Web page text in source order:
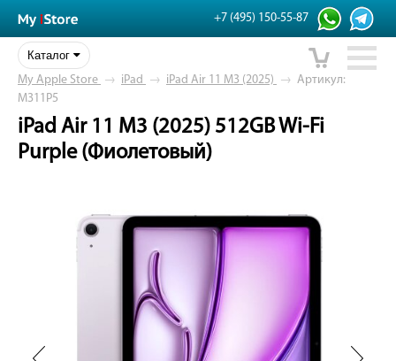
+7 (495) 150-55-87
Каталог
My Apple Store → iPad → iPad Air 11 M3 (2025) → Артикул:
M311P5
iPad Air 11 M3 (2025) 512GB Wi-Fi
Purple (Фиолетовый)